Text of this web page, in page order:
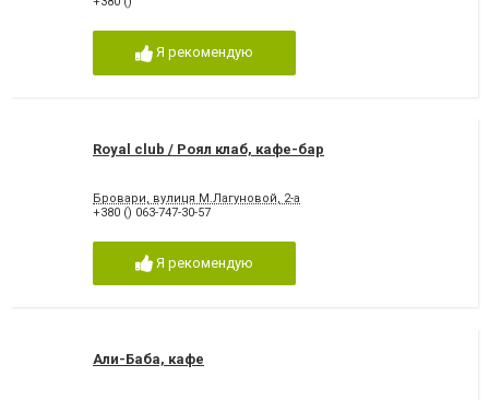
Я рекомендую
Royal club / Роял клаб, кафе-бар
Бровари, вулиця М.Лагуновой, 2-а
+380 () 063-747-30-57
Я рекомендую
Али-Баба, кафе